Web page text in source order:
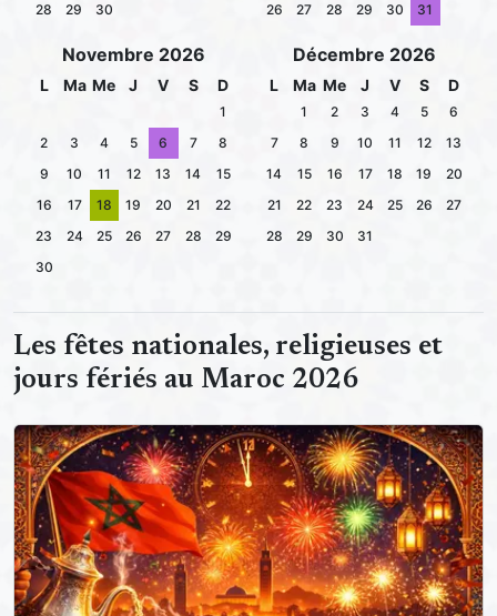
28
29 30
26
27 28 29 30 31
Novembre 2026
L Ma Me J V S D
1
2
3 4 5 6 7
8
9
10 11 12 13 14
15
16
17 18 19 20 21
22
23
24 25 26 27 28
29
30
Décembre 2026
L Ma Me J V S D
1 2 3 4 5
6
7
8 9 10 11 12
13
14
15 16 17 18 19
20
21
22 23 24 25 26
27
28
29 30 31
Les fêtes nationales, religieuses et
jours fériés au Maroc 2026